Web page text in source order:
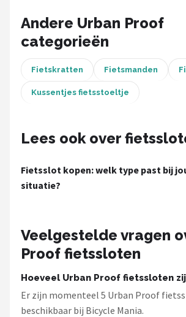
Alle merken →
Andere Urban Proof
categorieën
Fietskratten Fietsmanden
Kussentjes fietsstoeltje
Lees ook over
Fietsslot kopen: welk type past bij
situatie?
Veelgestelde vragen
Proof fietssloten
Hoeveel Urban Proof fietssloten
Er zijn momenteel 5 Urban Proof
beschikbaar bij Bicycle Mania.